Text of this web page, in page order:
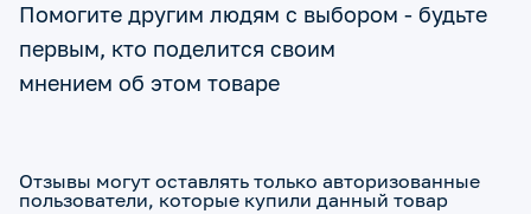
Помогите другим людям с выбором - будьте
первым, кто поделится своим
мнением об этом товаре
Отзывы могут оставлять только авторизованные
пользователи, которые купили данный товар